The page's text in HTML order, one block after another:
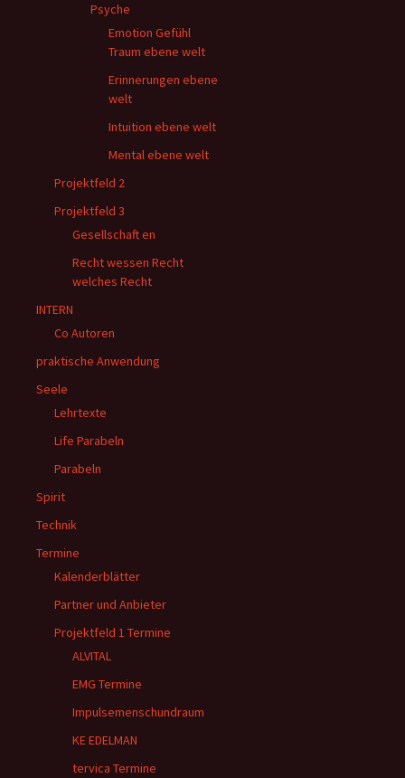
Psyche
Emotion Gefühl
Traum ebene welt
Erinnerungen ebene
welt
Intuition ebene welt
Mental ebene welt
Projektfeld 2
Projektfeld 3
Gesellschaft en
Recht wessen Recht
welches Recht
INTERN
Co Autoren
praktische Anwendung
Seele
Lehrtexte
Life Parabeln
Parabeln
Spirit
Technik
Termine
Kalenderblätter
Partner und Anbieter
Projektfeld 1 Termine
ALVITAL
EMG Termine
Impulsemenschundraum
KE EDELMAN
tervica Termine